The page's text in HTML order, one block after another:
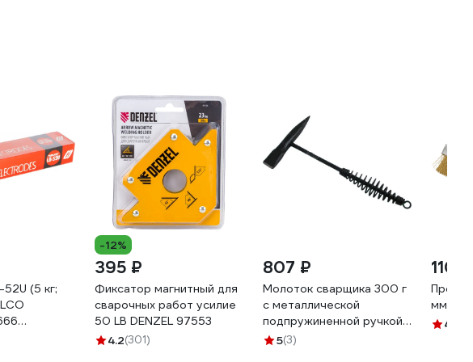
(5 кг;
-12%
395 ₽
Фиксатор магнитный для
сварочных работ усилие
50 LB DENZEL 97553
4.2(301)
807 ₽
Молоток сварщика 300 г
с металлической
подпружиненной ручкой
для снятия окалины
5(3)
110 ₽
мм
4.6